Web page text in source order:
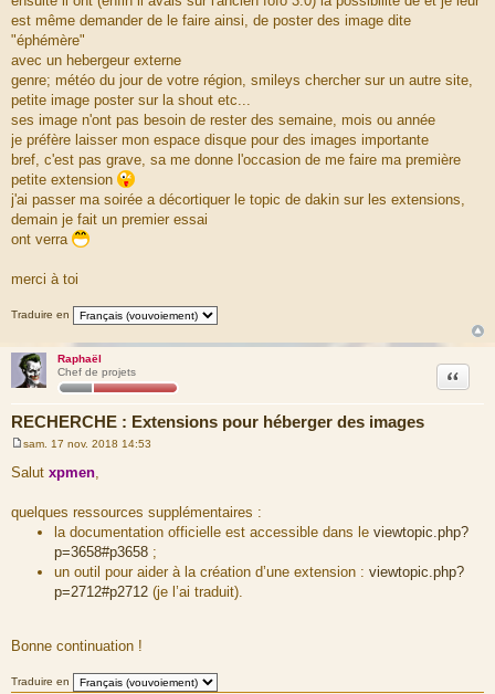
est même demander de le faire ainsi, de poster des image dite
"éphémère"
avec un hebergeur externe
genre; météo du jour de votre région, smileys chercher sur un autre site,
petite image poster sur la shout etc...
ses image n'ont pas besoin de rester des semaine, mois ou année
je préfère laisser mon espace disque pour des images importante
bref, c'est pas grave, sa me donne l'occasion de me faire ma première
petite extension
j'ai passer ma soirée a décortiquer le topic de dakin sur les extensions,
demain je fait un premier essai
ont verra
merci à toi
Traduire en
Raphaël
Chef de projets
RECHERCHE : Extensions pour héberger des images
Citation
e
s
g
sam. 17 nov. 2018 14:53
Salut xpmen
quelques ressources supplémentaires :
la documentation officielle est accessible dans le viewtopic.php?
p=3658#p3658 ;
un outil pour aider à la création d’une extension : viewtopic.php?
p=2712#p2712 (je l’ai traduit).
Bonne continuation !
Traduire en